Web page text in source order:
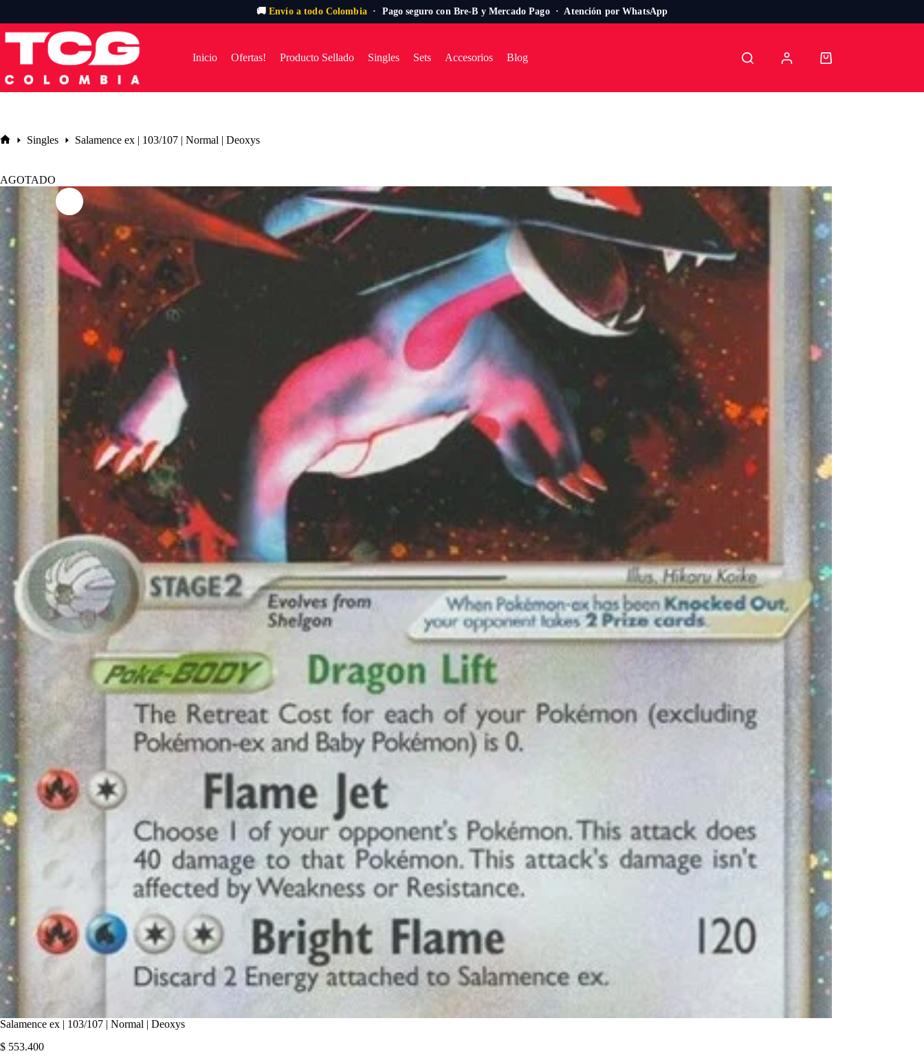
🚚 Envío a todo Colombia· Pago seguro con Bre-B y Mercado Pago · Atención por WhatsApp
al
Inicio Ofertas! Producto Sellado Singles Sets Accesorios Blog
Carro
Singles Salamence ex | 103/107 | Normal | Deoxys
AGOTADO
Salamence ex | 103/107 | Normal | Deoxys
$ 553.400